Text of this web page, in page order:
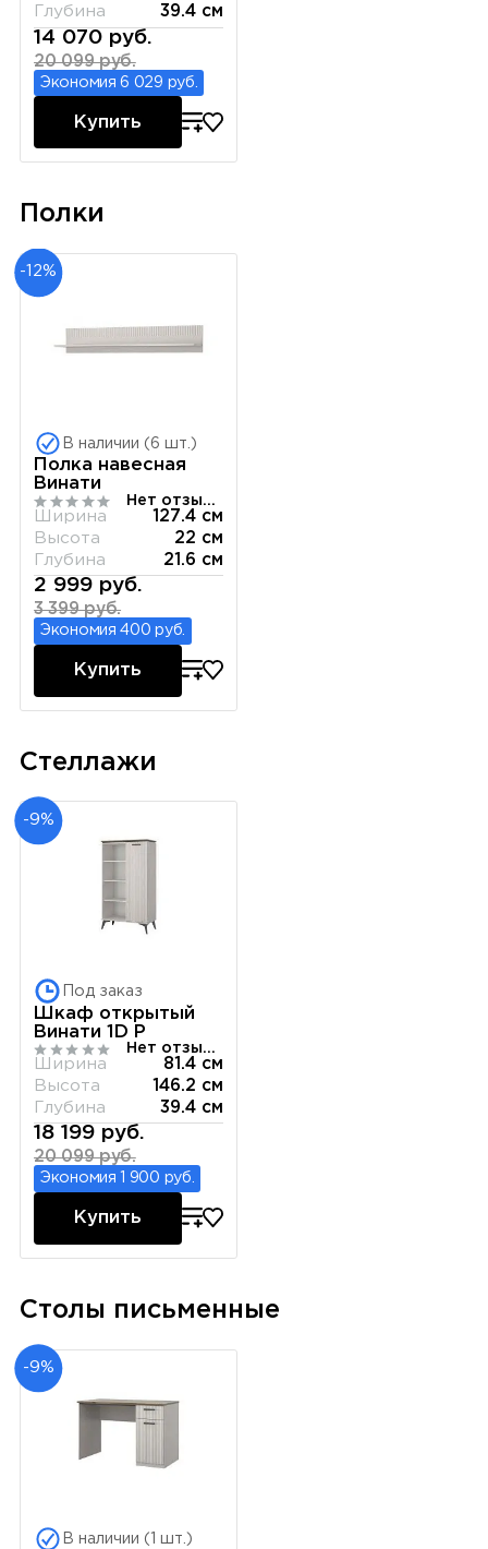
Глубина 39.4 см
14 070 руб.
20 099 руб.
Экономия 6 029 руб.
Купить
Полки
-12%
В наличии (6 шт.)
Полка навесная
Винати
Нет отзывов
Ширина
127.4 см
Высота
22 см
Глубина
21.6 см
2 999 руб.
3 399 руб.
Экономия 400 руб.
Купить
Стеллажи
-9%
Под заказ
Шкаф открытый
Винати 1D P
Нет отзывов
Ширина
81.4 см
Высота
146.2 см
Глубина
39.4 см
18 199 руб.
20 099 руб.
Экономия 1 900 руб.
Купить
Столы письменные
-9%
В наличии (1 шт.)